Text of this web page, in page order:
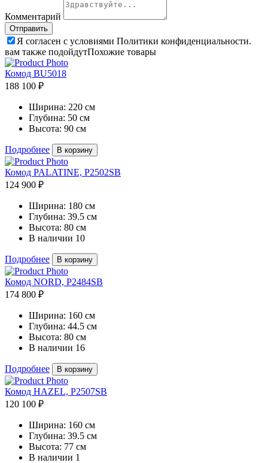
Комментарий
Я согласен с условиями Политики конфиденциальности.
вам также подойдутПохожие товары
Комод BU5018
188 100 ₽
Ширина: 220 см
Глубина: 50 см
Высота: 90 см
Подробнее В корзину
Комод PALATINE, P2502SB
124 900 ₽
Ширина: 180 см
Глубина: 39.5 см
Высота: 80 см
В наличии 10
Подробнее В корзину
Комод NORD, P2484SB
174 800 ₽
Ширина: 160 см
Глубина: 44.5 см
Высота: 80 см
В наличии 16
Подробнее В корзину
Комод HAZEL, P2507SB
120 100 ₽
Ширина: 160 см
Глубина: 39.5 см
Высота: 77 см
В наличии 1